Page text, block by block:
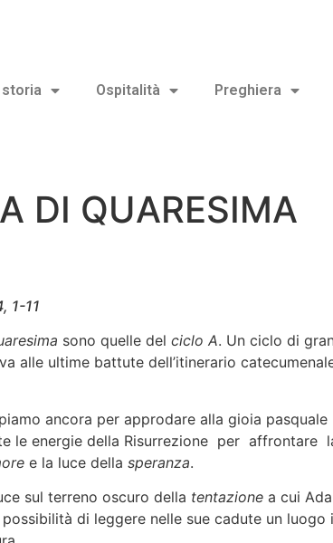
storia Ospitalità Preghiera
DI QUARESIMA
1-11
sono quelle del ciclo A. Un ciclo di
alle ultime battute dell’itinerario
ancora per approdare alla gioia
le energie della Risurrezione per
e la luce della speranza.
sul terreno oscuro della tentazione a cui
di leggere nelle sue cadute un